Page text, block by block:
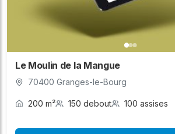
Le Moulin de la Mangue
70400 Granges-le-Bourg
200 m² 150 debout 100 assises